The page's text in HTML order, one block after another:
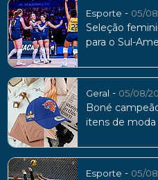
Esporte - 05/
Seleção
para o Sul-
Geral - 05/08/
Boné
itens de
Esporte - 05/